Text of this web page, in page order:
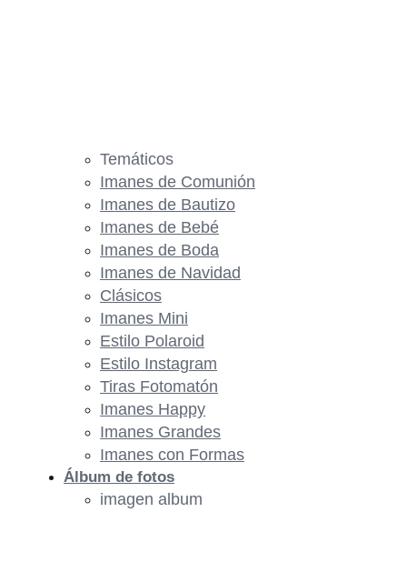
Temáticos
Imanes de Comunión
Imanes de Bautizo
Imanes de Bebé
Imanes de Boda
Imanes de Navidad
Clásicos
Imanes Mini
Estilo Polaroid
Estilo Instagram
Tiras Fotomatón
Imanes Happy
Imanes Grandes
Imanes con Formas
Álbum de fotos
imagen album